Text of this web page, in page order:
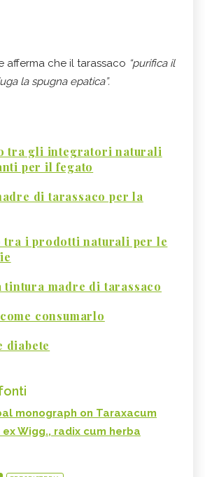
afferma che il tarassaco “purifica il
la spugna epatica”.
tra gli integratori naturali
per il fegato
di tarassaco per la
tra i prodotti naturali per le
tintura madre di tarassaco
consumarlo
diabete
monograph on Taraxacum
Wigg., radix cum herba